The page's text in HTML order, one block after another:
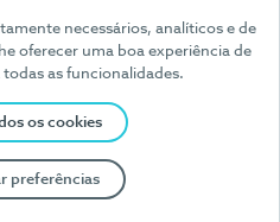
necessários, analíticos e de
oferecer uma boa experiência de
todas as funcionalidades.
os cookies
preferências